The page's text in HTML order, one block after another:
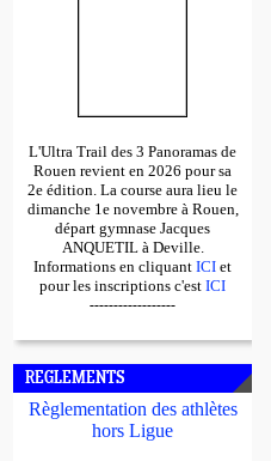
L'Ultra Trail des 3 Panoramas de
Rouen revient en 2026 pour sa
2e édition. La course aura lieu le
dimanche 1e novembre à Rouen,
départ gymnase Jacques
ANQUETIL à Deville.
Informations en cliquant ICI et
pour les inscriptions c'est ICI
------------------
REGLEMENTS
Règlementation des athlètes
hors Ligue